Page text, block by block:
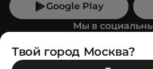
Google Play
Мы в
Позвони
Твой город Москва?